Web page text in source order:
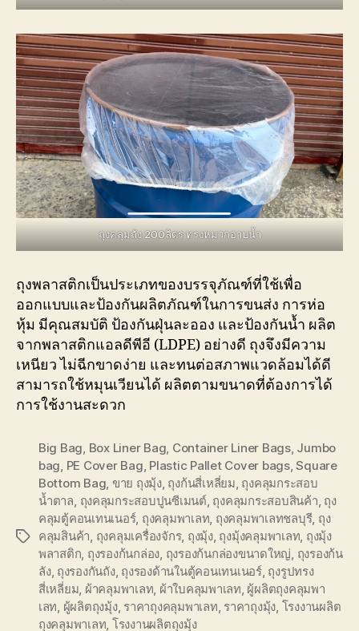
ถุงคลุมถัง 200ลิตร ทรงหมวกอาบน้ำ
ถุงพลาสติกเป็นประเภทของบรรจุภัณฑ์ที่ใช้เพื่อ
ออกแบบและป้องกันผลิตภัณฑ์ในการขนส่ง การห่อ
หุ้ม มีคุณสมบัติ ป้องกันฝุ่นละออง และป้องกันน้ำ ผลิต
จากพลาสติกแอลดีพีอี (LDPE) อย่างดี ถุงจึงมีความ
เหนียว ไม่ฉีกขาดง่าย และทนต่อสภาพแวดล้อมได้ดี
สามารถใช้หมุนเวียนได้ ผลิตตามขนาดที่ต้องการได้
การใช้งานสะดวก
Tags
Big Bag, Box Liner Bag, Container Liner Bags, Jumbo
bag, PE Cover Bag, Plastic Pallet Cover bags,Square
Bottom Bag, ขาย ถุงมุ้ง, ถุงก้นสี่เหลี่ยม, ถุงคลุมกระสอบ
น้ำตาล, ถุงคลุมกระสอบปูนซีเมนต์, ถุงคลุมกระสอบสินค้า, ถุง
คลุมตู้คอนเทนเนอร์, ถุงคลุมพาเลท, ถุงคลุมพาเลทชลบุรี, ถุง
คลุมสินค้า, ถุงคลุมเครื่องจักร, ถุงมุ้ง, ถุงมุ้งคลุมพาเลท, ถุงมุ้ง
พลาสติก, ถุงรองก้นกล่อง, ถุงรองก้นกล่องขนาดใหญ่, ถุงรองก้น
ลัง, ถุงรองกันถัง, ถุงรองด้านในตู้คอนเทนเนอร์, ถุงรูปทรง
สี่เหลี่ยม, ผ้าคลุมพาเลท, ผ้าใบคลุมพาเลท, ผู้ผลิตถุงคลุมพา
เลท, ผู้ผลิตถุงมุ้ง, ราคาถุงคลุมพาเลท, ราคาถุงมุ้ง, โรงงานผลิต
ถุงคลุมพาเลท, โรงงานผลิตถุงมุ้ง